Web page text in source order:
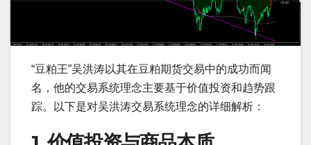
“豆粕王”吴洪涛以其在豆粕期货交易中的成功而闻
名，他的交易系统理念主要基于价值投资和趋势跟
踪。以下是对吴洪涛交易系统理念的详细解析：